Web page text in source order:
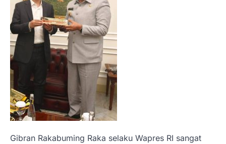
Gibran Rakabuming Raka selaku Wapres RI sangat